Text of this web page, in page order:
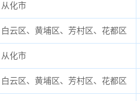
化市
云区、黄埔区、芳村区、花都区
化市
云区、黄埔区、芳村区、花都区